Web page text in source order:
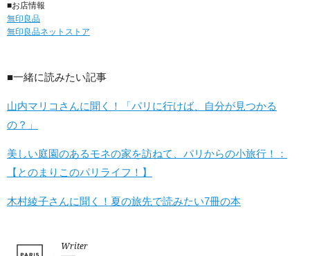
■お店情報
無印良品
無印良品ネットストア
■一緒に読みたい記事
山内マリコさんに聞く！「パリに行けば、自分が見つかる
の？」
美しい庭園のあるモネの家を訪ねて、パリからの小旅行！：
【とのまりこのパリライフ！】
木村綾子さんに聞く！夏の旅先で読みたい7冊の本
Writer